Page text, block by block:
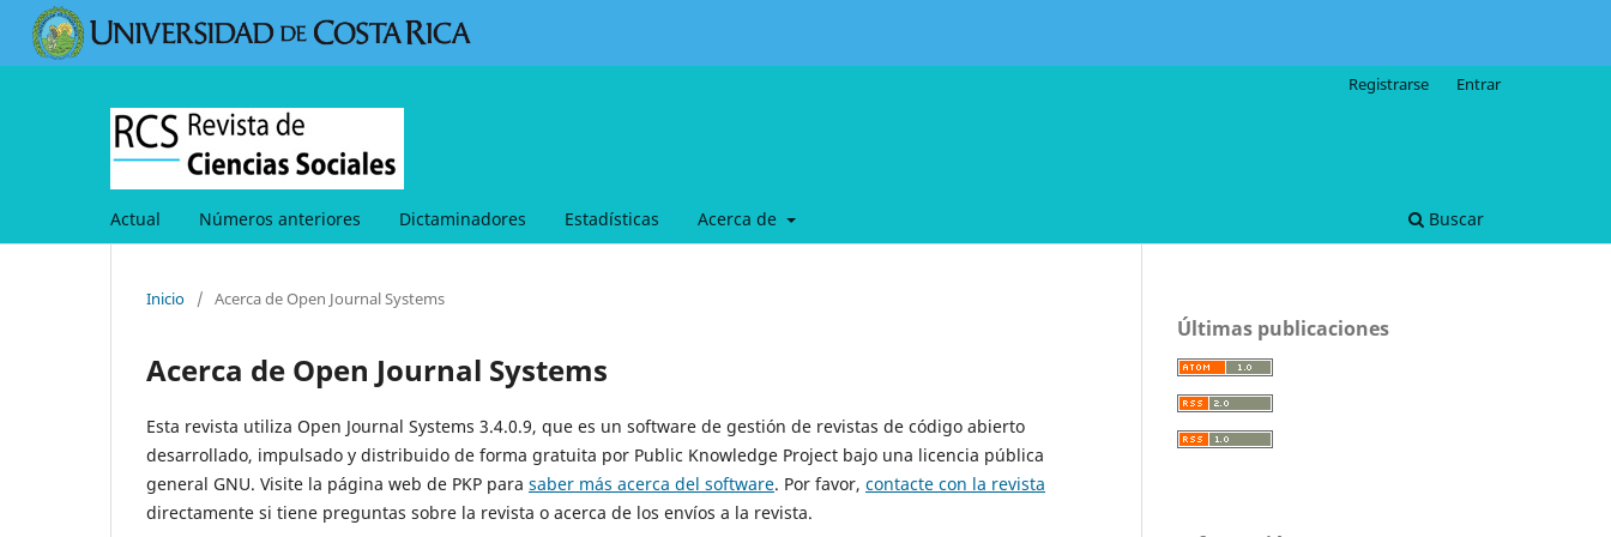
Actual Números anteriores Dictaminadores Estadísticas Acerca de Buscar
Registrarse Entrar
Inicio / Acerca de Open Journal Systems
Acerca de Open Journal Systems
Esta revista utiliza Open Journal Systems 3.4.0.9, que es un software de gestión de revistas de código abierto
desarrollado, impulsado y distribuido de forma gratuita por Public Knowledge Project bajo una licencia pública
general GNU. Visite la página web de PKP para saber más acerca del software. Por favor, contacte con la revista
directamente si tiene preguntas sobre la revista o acerca de los envíos a la revista.
Últimas publicaciones